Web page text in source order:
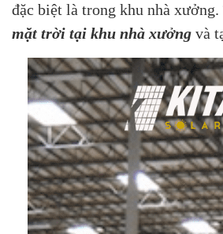
đặc biệt là trong khu nhà
mặt trời tại khu nhà xưởng và